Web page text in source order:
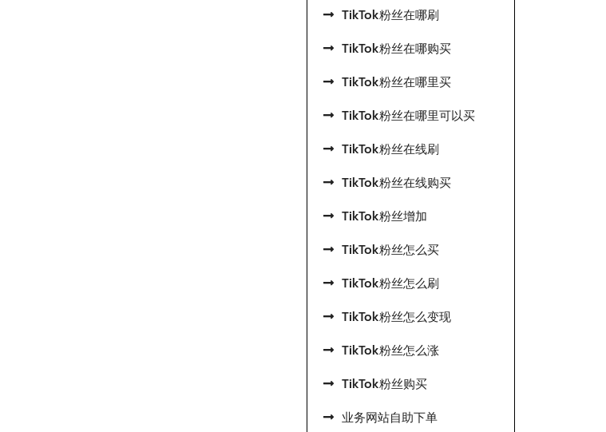
TikTok粉丝在哪刷
TikTok粉丝在哪购买
TikTok粉丝在哪里买
TikTok粉丝在哪里可以买
TikTok粉丝在线刷
TikTok粉丝在线购买
TikTok粉丝增加
TikTok粉丝怎么买
TikTok粉丝怎么刷
TikTok粉丝怎么变现
TikTok粉丝怎么涨
TikTok粉丝购买
业务网站自助下单